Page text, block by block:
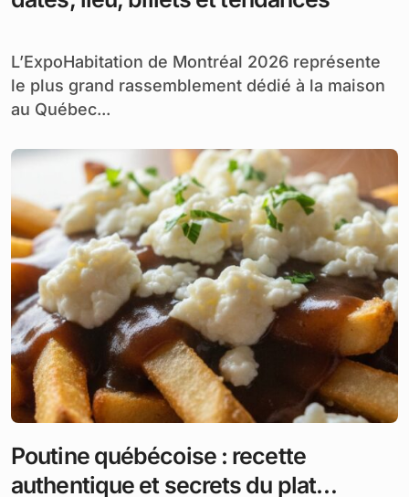
L’ExpoHabitation de Montréal 2026 représente
le plus grand rassemblement dédié à la maison
au Québec...
Poutine québécoise : recette
authentique et secrets du plat